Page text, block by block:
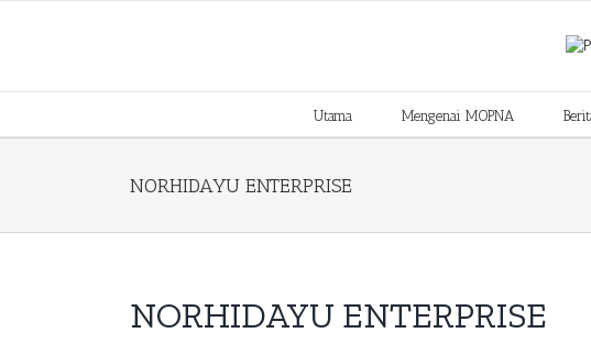
Utama Mengenai MOPNA
NORHIDAYU ENTERPRISE
NORHIDAYU ENTERPRISE